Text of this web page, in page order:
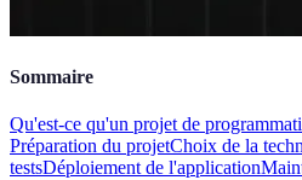
Sommaire
Qu'est-ce qu'un projet de
Préparation du projetChoix de la
testsDéploiement de l'application